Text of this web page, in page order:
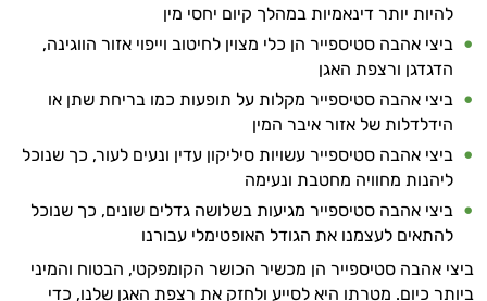
להיות יותר דינאמיות במהלך קיום יחסי מין
ביצי אהבה סטיספייר הן כלי מצוין לחיטוב וייפוי אזור הווגינה,
הדגדגן ורצפת האגן
ביצי אהבה סטיספייר מקלות על תופעות כמו בריחת שתן או
הידלדלות של אזור איבר המין
ביצי אהבה סטיספייר עשויות סיליקון עדין ונעים לעור, כך שנוכל
ליהנות מחוויה מחטבת ונעימה
ביצי אהבה סטיספייר מגיעות בשלושה גדלים שונים, כך שנוכל
להתאים לעצמנו את הגודל האופטימלי עבורנו
ביצי אהבה סטיספייר הן מכשיר הכושר הקומפקטי, הבטוח והמיני
ביותר כיום. מטרתו היא לסייע ולחזק את רצפת האגן שלנו, כדי